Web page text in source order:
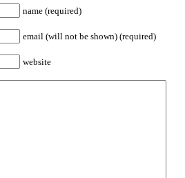
name (required)
email (will not be shown) (required)
website